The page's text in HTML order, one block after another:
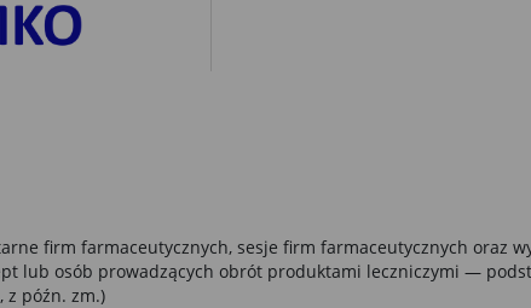
firm farmaceutycznych, sesje firm farmaceutycznych oraz
lub osób prowadzących obrót produktami leczniczymi —
z późn. zm.)